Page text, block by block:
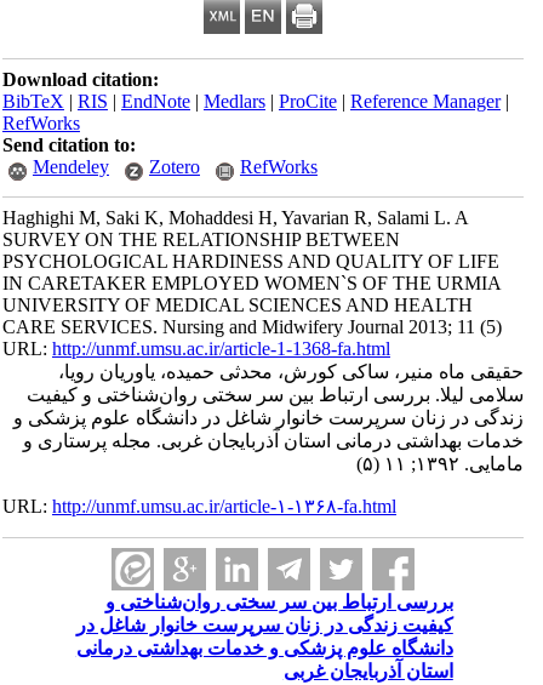
Download citation:
BibTeX|RIS|EndNote|Medlars|ProCite|Reference Manager
RefWorks
Send citation to:
Mendeley
Zotero RefWorks
Haghighi M, Saki K, Mohaddesi H, Yavarian R, Salami L. A
SURVEY ON THE RELATIONSHIP BETWEEN
PSYCHOLOGICAL HARDINESS AND QUALITY OF LIFE
IN CARETAKER EMPLOYED WOMEN`S OF THE URMIA
UNIVERSITY OF MEDICAL SCIENCES AND HEALTH
CARE SERVICES. Nursing and Midwifery Journal 2013; 11 (5)
URL:http://unmf.umsu.ac.ir/article-1-1368-fa.html
حقیقی ماه منیر، ساکی کورش، محدثی حمیده، یاوریان رویا،
سلامی لیلا. بررسی ارتباط بین سر سختی روان‌شناختی و کیفیت
زندگی در زنان سرپرست خانوار شاغل در دانشگاه علوم پزشکی و
خدمات بهداشتی درمانی استان آذربایجان غربی. مجله پرستاری و
مامایی. ۱۳۹۲; ۱۱ (۵)
URL:http://unmf.umsu.ac.ir/article-۱-۱۳۶۸-fa.html
بررسی ارتباط بین سر سختی روان‌شناختی و
کیفیت زندگی در زنان سرپرست خانوار شاغل در
دانشگاه علوم پزشکی و خدمات بهداشتی درمانی
استان آذربایجان غربی